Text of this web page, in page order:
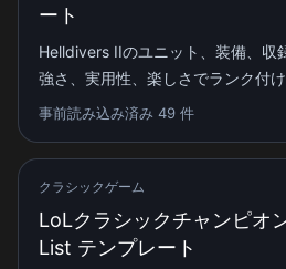
ート
Helldivers IIのユニット、装備、収
強さ、実用性、楽しさでランク付け
事前読み込み済み 49 件
クラシックゲーム
LoLクラシックチャンピオ
List テンプレート